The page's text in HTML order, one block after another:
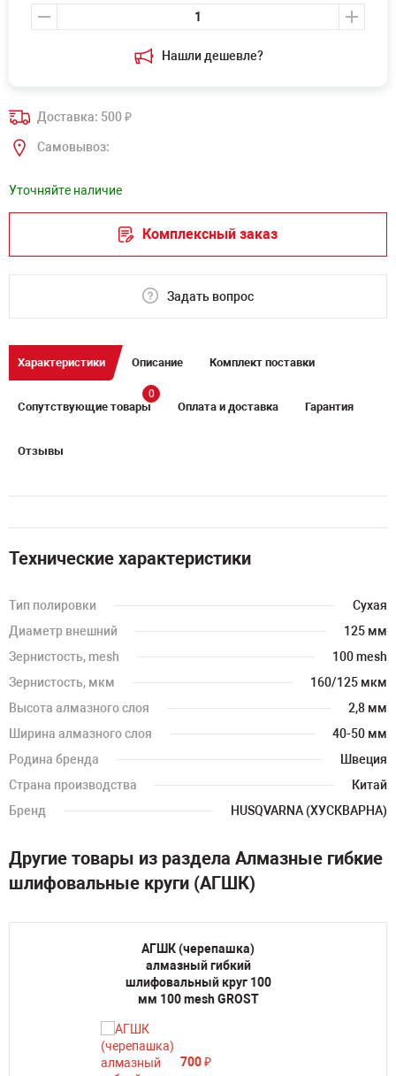
Нашли дешевле?
Доставка: 500₽
Самовывоз:
Уточняйте наличие
Комплексный заказ
Задать вопрос
Характеристики Описание Комплект поставки
Сопутствующие товары
0
Оплата и доставка Гарантия
Отзывы
Технические характеристики
Тип полировки
Сухая
Диаметр внешний
125 мм
Зернистость, mesh
100 mesh
Зернистость, мкм
160/125 мкм
Высота алмазного слоя
2,8 мм
Ширина алмазного слоя
40-50 мм
Родина бренда
Швеция
Страна производства
Китай
Бренд
HUSQVARNA (ХУСКВАРНА)
Другие товары из раздела Алмазные гибкие
шлифовальные круги (АГШК)
АГШК (черепашка)
алмазный гибкий
шлифовальный круг 100
мм 100 mesh GROST
700₽